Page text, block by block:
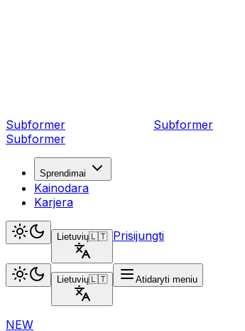
Subformer Subformer
Subformer
Sprendimai
Kainodara
Karjera
Lietuvių🇱🇹 Prisijungti
Lietuvių🇱🇹 Atidaryti meniu
NEW